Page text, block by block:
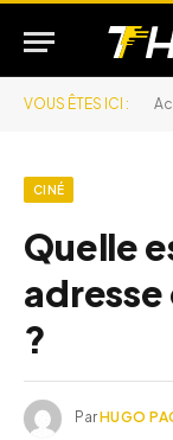
VOUS ÊTES ICI :
CINÉ
Quelle
adresse
?
ParHUGO